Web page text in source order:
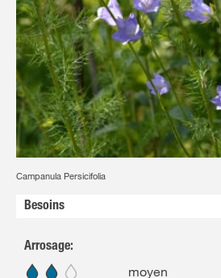
Qui sommes-nous?
FR NL
Campanula Persicifolia
Besoins
Arrosage:
moyen